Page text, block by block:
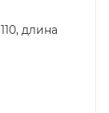
длина